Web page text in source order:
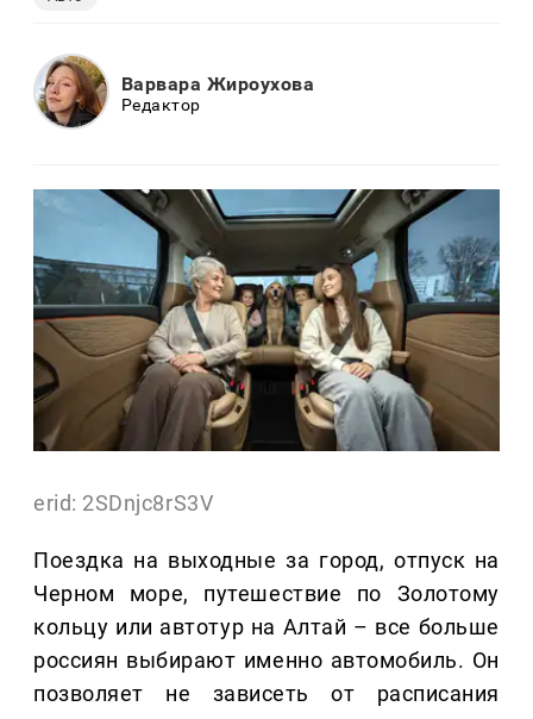
Варвара Жироухова
Редактор
erid: 2SDnjc8rS3V
Поездка на выходные за город, отпуск на
Черном море, путешествие по Золотому
кольцу или автотур на Алтай – все больше
россиян выбирают именно автомобиль. Он
позволяет не зависеть от расписания